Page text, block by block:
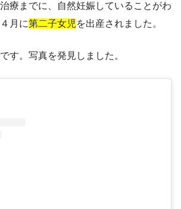
療までに、自然妊娠していることがわ
月に第二子女児を出産されました。
す。写真を発見しました。